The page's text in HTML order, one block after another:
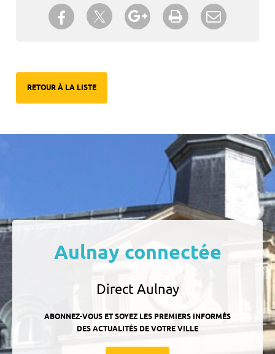
Partager sur Facebook
Partager sur TwitterPartager sur Google+
Imprimer
RETOUR À LA LISTE
Aulnay connectée
Direct Aulnay
ABONNEZ-VOUS ET SOYEZ LES PREMIERS INFORMÉS
DES ACTUALITÉS DE VOTRE VILLE